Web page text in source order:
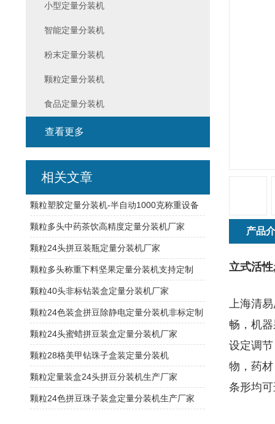
产品
立式活
上海清
畅，机
设定调
物，药
条形均
小型定量分装机
智能定量分装机
粉末定量分装机
颗粒定量分装机
食品定量分装机
查看更多
相关文章
颗粒塑胶定量分装机-半自动1000克称重设备
颗粒多头中药茶饮高精度定量分装机厂家
颗粒24头拼豆装瓶定量分装机厂家
颗粒多头称重下料坚果定量分装机支持定制
颗粒40头非标钻装盒定量分装机厂家
颗粒24色装盒拼豆除静电定量分装机非标定制
颗粒24头蜜蜡拼豆装盒定量分装机厂家
颗粒28格美甲钻珠子盒装定量分装机
颗粒定量装盒24头拼豆分装机生产厂家
颗粒24色拼豆珠子装盒定量分装机生产厂家